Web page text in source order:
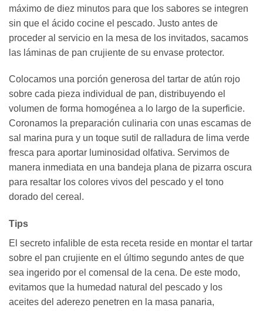
máximo de diez minutos para que los sabores se integren
sin que el ácido cocine el pescado. Justo antes de
proceder al servicio en la mesa de los invitados, sacamos
las láminas de pan crujiente de su envase protector.
Colocamos una porción generosa del tartar de atún rojo
sobre cada pieza individual de pan, distribuyendo el
volumen de forma homogénea a lo largo de la superficie.
Coronamos la preparación culinaria con unas escamas de
sal marina pura y un toque sutil de ralladura de lima verde
fresca para aportar luminosidad olfativa. Servimos de
manera inmediata en una bandeja plana de pizarra oscura
para resaltar los colores vivos del pescado y el tono
dorado del cereal.
Tips
El secreto infalible de esta receta reside en montar el tartar
sobre el pan crujiente en el último segundo antes de que
sea ingerido por el comensal de la cena. De este modo,
evitamos que la humedad natural del pescado y los
aceites del aderezo penetren en la masa panaria,